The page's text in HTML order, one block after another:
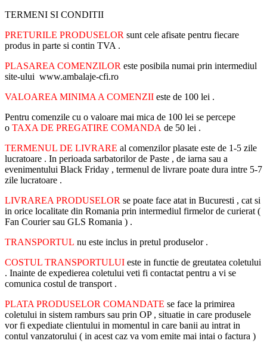
TERMENI SI CONDITII
PRETURILE PRODUSELOR sunt cele afisate pentru fiecare
produs in parte si contin TVA .
PLASAREA COMENZILOR este posibila numai prin intermediul
site-ului www.ambalaje-cfi.ro
VALOAREA MINIMA A COMENZII este de 100 lei .
Pentru comenzile cu o valoare mai mica de 100 lei se percepe
o TAXA DE PREGATIRE COMANDA de 50 lei .
TERMENUL DE LIVRARE al comenzilor plasate este de 1-5 zile
lucratoare . In perioada sarbatorilor de Paste , de iarna sau a
evenimentului Black Friday , termenul de livrare poate dura intre 5-7
zile lucratoare .
LIVRAREA PRODUSELOR se poate face atat in Bucuresti , cat si
in orice localitate din Romania prin intermediul firmelor de curierat (
Fan Courier sau GLS Romania ) .
TRANSPORTUL nu este inclus in pretul produselor .
COSTUL TRANSPORTULUI este in functie de greutatea coletului
. Inainte de expedierea coletului veti fi contactat pentru a vi se
comunica costul de transport .
PLATA PRODUSELOR COMANDATE se face la primirea
coletului in sistem ramburs sau prin OP , situatie in care produsele
vor fi expediate clientului in momentul in care banii au intrat in
contul vanzatorului ( in acest caz va vom emite mai intai o factura )